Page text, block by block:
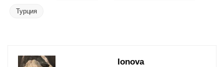
Турция
Ionova